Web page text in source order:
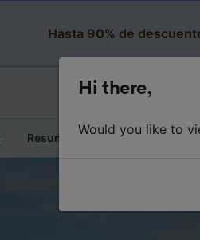
Hasta 90% de
Resumen del viaje Horarios
Hi there,
Would you like to